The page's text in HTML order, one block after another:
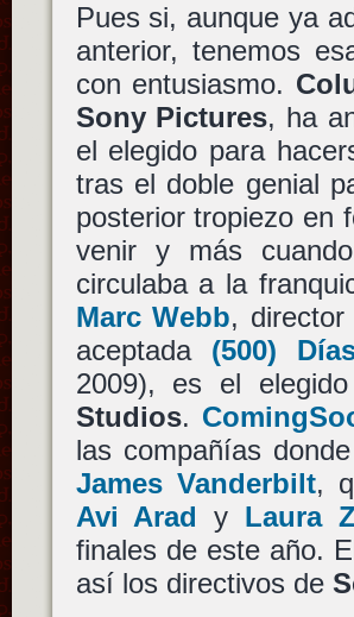
Pues si, aunque ya
anterior, tenemos
con entusiasmo.
Sony Pictures, ha
el elegido para
tras el doble genial
posterior tropiezo en
venir y más
circulaba a la
Marc Webb,
aceptada (500)
2009), es el
Studios.
las compañías
James Vanderbilt,
Avi Arad y Laura
finales de este año.
así los directivos de